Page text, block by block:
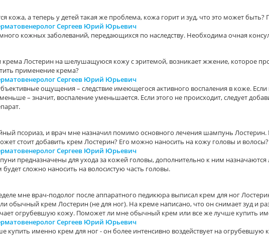
кожа, а теперь у детей такая же проблема, кожа горит и зуд, что это может
Сергеев Юрий Юрьевич
кожных заболеваний, передающихся по наследству. Необходима очная
Лостерин на шелушащуюся кожу с эритемой, возникает жжение, которое
применение крема?
Сергеев Юрий Юрьевич
ощущения – следствие имеющегося активного воспаления в коже.
– значит, воспаление уменьшается. Если этого не происходит, следует
псориаз, и врач мне назначил помимо основного лечения шампунь Лостерин.
стоит добавить крем Лостерин? Его можно наносить на кожу головы и волосы?
Сергеев Юрий Юрьевич
предназначены для ухода за кожей головы, дополнительно к ним
сложно наносить на волосистую часть головы.
мне врач-подолог после аппаратного педикюра выписал крем для ног
обычный крем Лостерин (не для ног). На креме написано, что он снимает зуд и
огрубевшую кожу. Поможет ли мне обычный крем или все же лучше купить
Сергеев Юрий Юрьевич
купить именно крем для ног - он более интенсивно воздействует на